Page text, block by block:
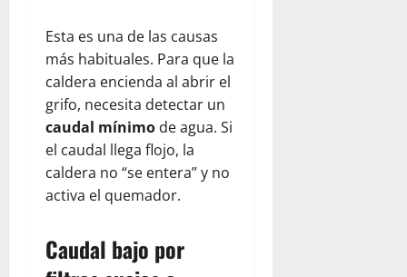
Esta es una de las causas
más habituales. Para que la
caldera encienda al abrir el
grifo, necesita detectar un
caudal mínimo de agua. Si
el caudal llega flojo, la
caldera no “se entera” y no
activa el quemador.
Caudal bajo por